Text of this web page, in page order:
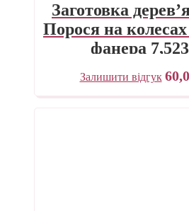
Заготовка
Порося на
фанера
Залишити відгук